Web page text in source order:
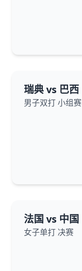
瑞典 vs 巴西
男子双打 小组赛
法国 vs 中国
女子单打 决赛